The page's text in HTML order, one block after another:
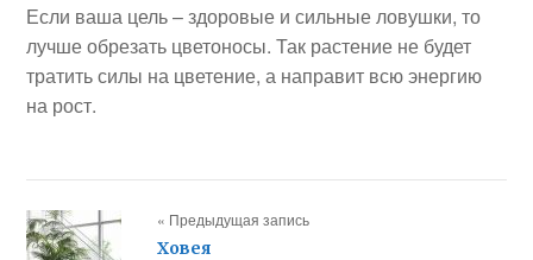
Если ваша цель – здоровые и сильные ловушки, то
лучше обрезать цветоносы. Так растение не будет
тратить силы на цветение, а направит всю энергию
на рост.
« Предыдущая запись
Ховея